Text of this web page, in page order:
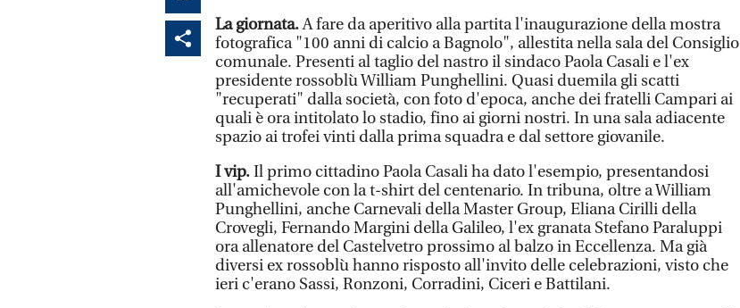
La giornata.A fare da aperitivo alla partita l'inaugurazione della mostra
fotografica "100 anni di calcio a Bagnolo", allestita nella sala del Consiglio
comunale. Presenti al taglio del nastro il sindaco Paola Casali e l'ex
presidente rossoblù William Punghellini. Quasi duemila gli scatti
"recuperati" dalla società, con foto d'epoca, anche dei fratelli Campari ai
quali è ora intitolato lo stadio, fino ai giorni nostri. In una sala adiacente
spazio ai trofei vinti dalla prima squadra e dal settore giovanile.
I vip.Il primo cittadino Paola Casali ha dato l'esempio, presentandosi
all'amichevole con la t-shirt del centenario. In tribuna, oltre a William
Punghellini, anche Carnevali della Master Group, Eliana Cirilli della
Crovegli, Fernando Margini della Galileo, l'ex granata Stefano Paraluppi
ora allenatore del Castelvetro prossimo al balzo in Eccellenza. Ma già
diversi ex rossoblù hanno risposto all'invito delle celebrazioni, visto che
ieri c'erano Sassi, Ronzoni, Corradini, Ciceri e Battilani.